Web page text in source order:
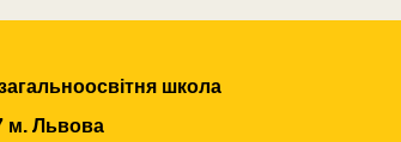
школа
м. Львова